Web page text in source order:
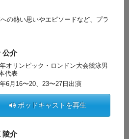
の熱い思いやエピソードなど、プラ
公介
オリンピック・ロンドン大会競泳男
代表
6月16〜20、23〜27日出演
ポッドキャストを再生
陵介